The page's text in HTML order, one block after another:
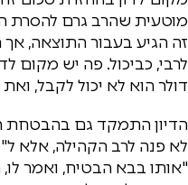
זה הגיע בעבור התוצאה, אך
דולר הוא לא יכול לקבל, ואת ה-300 הוא כן יכול
הדיון התמקד גם בהבטחת
לא פנה לרב הקהילה, אלא